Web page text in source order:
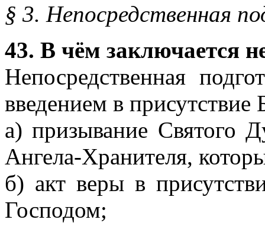
§ 3. Непосредственная
43. В чём заключается
Непосредственная
введением в
а) призывание Святого
Ангела-Хранителя,
б) акт веры в
Господом;